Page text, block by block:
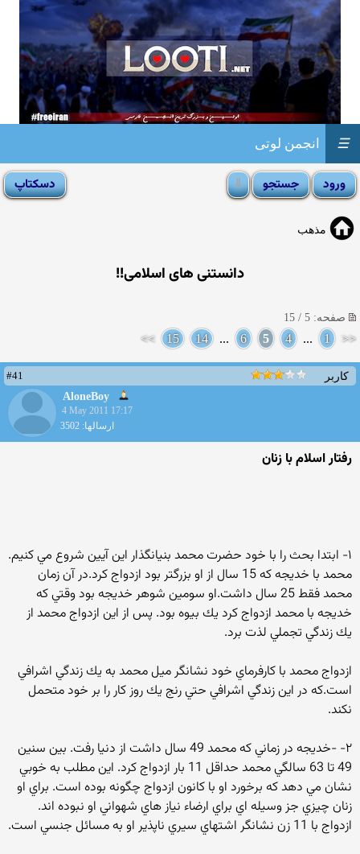
انجمن لوتی ☰
مذهب
دانستنی های اسلامی!!
صفحه: 5 / 15
<<
1
...
4
5
6
...
14
15
>>
کاربر
#41
AloneBoy
4 May 2011 17:17
ارسالها: 3502
رفتار اسلام با زنان
۱- ابتدا بحث را با خود حضرت محمد بنيانگذار اين آيين شروع مي كنيم.
محمد با خديجه كه 15 سال از او بزرگتر بود ازدواج كرد.در آن زمان
محمد فقط 25 سال داشت.او سومين شوهر خديجه بود وقتي كه
خديجه با محمد ازدواج كرد يك بيوه بود. پس از اين ازدواج محمد از
يك زندگي تجملي لذت برد.
ازدواج محمد با كارفرماي خود نشانگر ميل محمد به يك زندگي اشرافي
است.كه در اين زندگي اشرافي حتي رنج يك روز كار را بر خود متحمل
نكند.
۲- -خديجه در زماني كه محمد 49 سال داشت از دنيا رفت. بين سنين
49 تا 63 سالگي محمد حداقل 11 بار ازدواج كرد. اين مطلب به خوبي
نشان مي دهد كه برخورد او با كانون ازدواج چگونه بوده است. براي او
زنان چيزي جز وسيله اي براي ارضاء نياز هاي شهواني او نبوده اند.
ازدواج با 11 زن نشانگر اشتهاي سيري ناپذير او به مسائل جنسي است.